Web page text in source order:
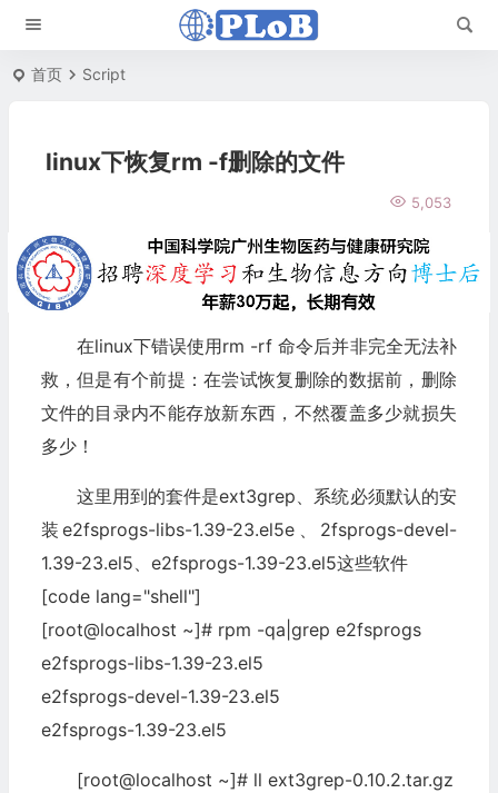
首页 Script
linux下恢复rm -f删除的文件
5,053
在linux下错误使用rm -rf 命令后并非完全无法补
救，但是有个前提：在尝试恢复删除的数据前，删除
文件的目录内不能存放新东西，不然覆盖多少就损失
多少！
这里用到的套件是ext3grep、系统必须默认的安
装e2fsprogs-libs-1.39-23.el5e、2fsprogs-devel-
1.39-23.el5、e2fsprogs-1.39-23.el5这些软件
[code lang="shell"]
[root@localhost ~]# rpm -qa|grep e2fsprogs
e2fsprogs-libs-1.39-23.el5
e2fsprogs-devel-1.39-23.el5
e2fsprogs-1.39-23.el5
[root@localhost ~]# ll ext3grep-0.10.2.tar.gz